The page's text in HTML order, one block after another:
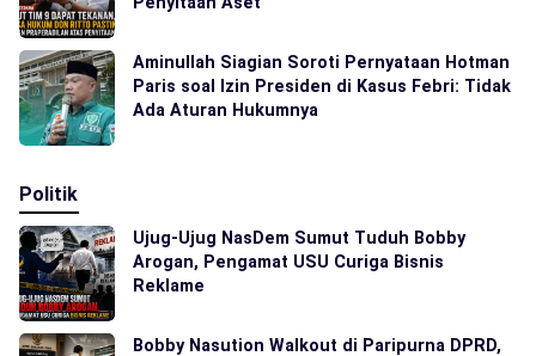
Aminullah Siagian Soroti Pernyataan Hotman
Paris soal Izin Presiden di Kasus Febri: Tidak
Ada Aturan Hukumnya
Politik
Ujug-Ujug NasDem Sumut Tuduh Bobby
Arogan, Pengamat USU Curiga Bisnis
Reklame
Bobby Nasution Walkout di Paripurna DPRD,